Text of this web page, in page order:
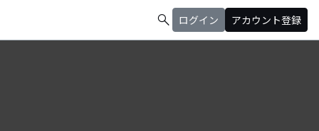
search ログイン アカウント登録